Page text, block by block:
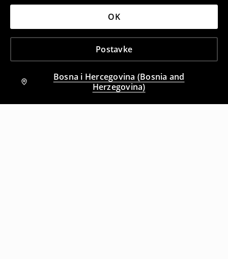
Postavke
OK
Bosna i Hercegovina (Bosnia and
Herzegovina)